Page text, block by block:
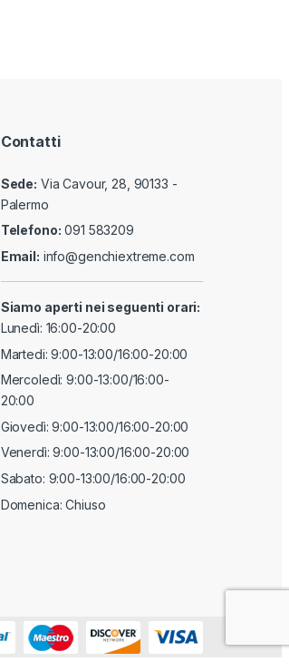
Contatti
Sede: Via Cavour, 28, 90133 -
Palermo
Telefono: 091 583209
Email: info@genchiextreme.com
Siamo aperti nei seguenti orari:
Lunedì: 16:00-20:00
Martedi: 9:00-13:00/16:00-20:00
Mercoledì: 9:00-13:00/16:00-
20:00
Giovedì: 9:00-13:00/16:00-20:00
Venerdì: 9:00-13:00/16:00-20:00
Sabato: 9:00-13:00/16:00-20:00
Domenica: Chiuso